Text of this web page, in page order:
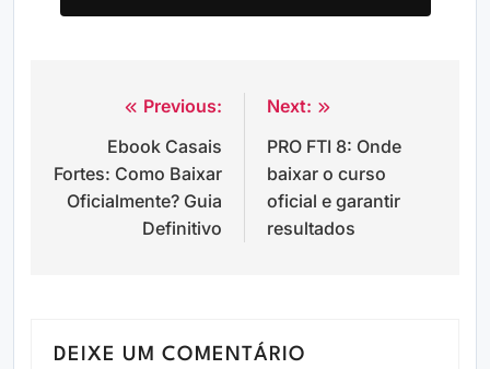
Navegação
Post
Previous:
Ebook Casais
Fortes: Como Baixar
Oficialmente? Guia
Definitivo
Next:
PRO FTI 8: Onde
baixar o curso
oficial e garantir
resultados
DEIXE UM COMENTÁRIO